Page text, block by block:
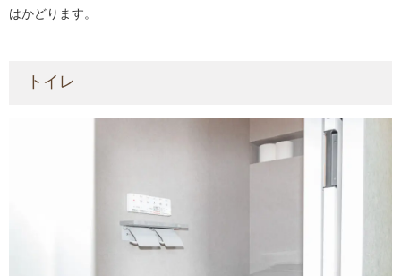
はかどります。
トイレ